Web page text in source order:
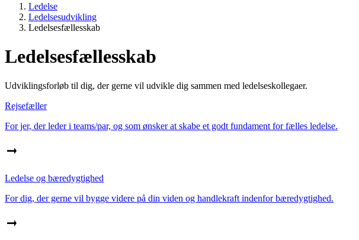
Ledelse
Ledelsesudvikling
Ledelsesfællesskab
Ledelsesfællesskab
Udviklingsforløb til dig, der gerne vil udvikle dig sammen med ledelseskollegaer.
Rejsefæller
For jer, der leder i teams/par, og som ønsker at skabe et godt fundament for fælles ledelse.
Ledelse og bæredygtighed
For dig, der gerne vil bygge videre på din viden og handlekraft indenfor bæredygtighed.